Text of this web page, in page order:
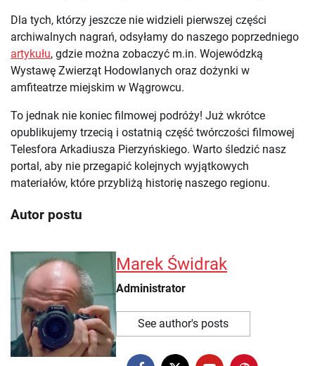
Dla tych, którzy jeszcze nie widzieli pierwszej części
archiwalnych nagrań, odsyłamy do naszego poprzedniego
artykułu, gdzie można zobaczyć m.in. Wojewódzką
Wystawę Zwierząt Hodowlanych oraz dożynki w
amfiteatrze miejskim w Wągrowcu.
To jednak nie koniec filmowej podróży! Już wkrótce
opublikujemy trzecią i ostatnią część twórczości filmowej
Telesfora Arkadiusza Pierzyńskiego. Warto śledzić nasz
portal, aby nie przegapić kolejnych wyjątkowych
materiałów, które przybliżą historię naszego regionu.
Autor postu
Marek Świdrak
Administrator
See author's posts